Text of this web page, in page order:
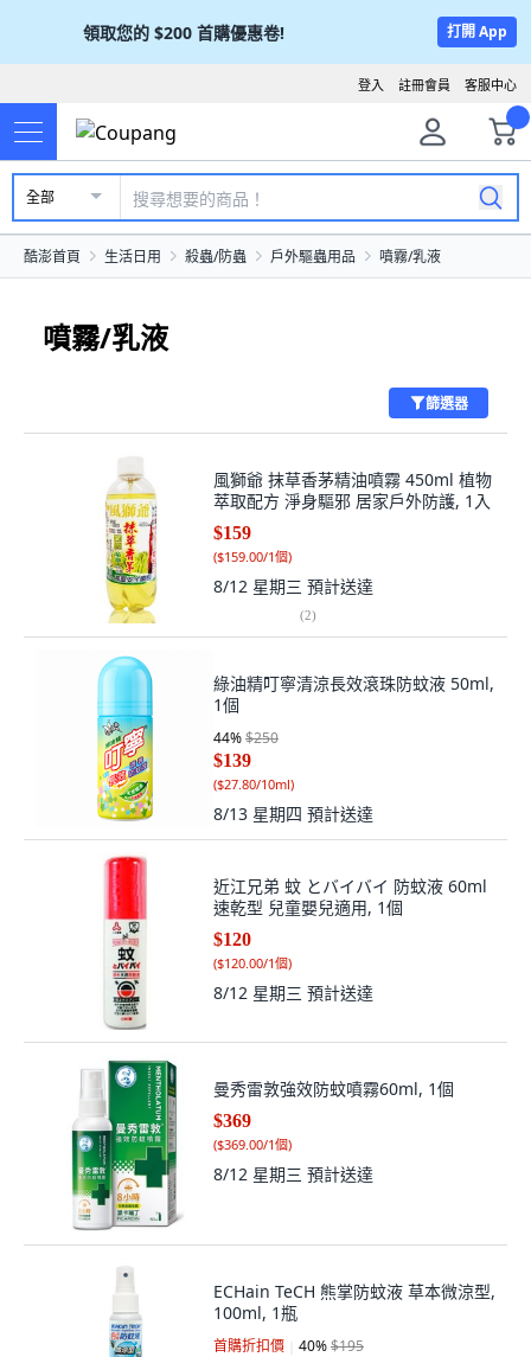
領取您的 $200 首購優惠卷! 打開 App
客服中心
註冊會員
登入
全部
酷澎首頁 生活日用 殺蟲/防蟲 戶外驅蟲用品 噴霧/乳液
噴霧/乳液
篩選器
風獅爺 抹草香茅精油噴霧 450ml 植物
萃取配方 淨身驅邪 居家戶外防護, 1入
$159
($159.00/1個)
8/12 星期三 預計送達
(2)
綠油精叮寧清涼長效滾珠防蚊液 50ml,
1個
44%$250
$139
($27.80/10ml)
8/13 星期四 預計送達
近江兄弟 蚊 とバイバイ 防蚊液 60ml
速乾型 兒童嬰兒適用, 1個
$120
($120.00/1個)
8/12 星期三 預計送達
曼秀雷敦強效防蚊噴霧60ml, 1個
$369
($369.00/1個)
8/12 星期三 預計送達
ECHain TeCH 熊掌防蚊液 草本微涼型,
100ml, 1瓶
首購折扣價 40%$195